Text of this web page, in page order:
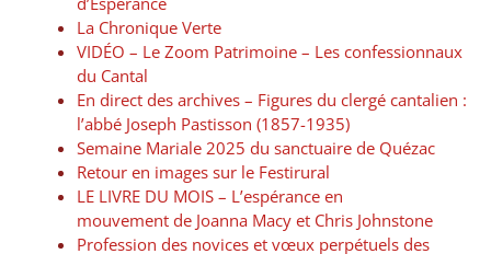
La Chronique Verte
VIDÉO – Le Zoom Patrimoine – Les confessionnaux
du Cantal
En direct des archives – Figures du clergé cantalien :
l’abbé Joseph Pastisson (1857-1935)
Semaine Mariale 2025 du sanctuaire de Quézac
Retour en images sur le Festirural
LE LIVRE DU MOIS – L’espérance en
mouvement de Joanna Macy et Chris Johnstone
Profession des novices et vœux perpétuels des